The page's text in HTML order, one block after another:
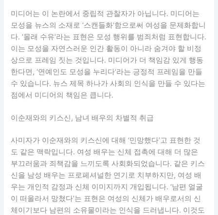
미디어는 이 논란에서 중립적 관찰자가 아닙니다. 미디어는
모성을 뉴스의 소재로 ‘스캔들화’함으로써 여성을 문제화합니
다. ‘몰래 수유’라는 표현은 모성 행위를 범죄처럼 표현합니다.
이는 모성을 자연스러운 인간 활동이 아니라 숨겨야 할 비정
상으로 프레임 짓는 것입니다. 미디어가 더 책임감 있게 행동
한다면, ‘연예인도 모성을 누리다’라는 긍정적 프레임을 만들
수 있습니다. 뉴스 제목 하나가 사회의 인식을 만들 수 있다는
점에서 미디어의 책임은 큽니다.
이순재와의 키스신, 남녀 배우의 차별적 취급
사미자가 이순재와의 키스신에 대해 ‘민망했다’고 표현한 것
도 같은 맥락입니다. 여성 배우는 신체 접촉에 대해 더 많은
부끄러움과 죄책감을 느끼도록 사회화되었습니다. 같은 키스
신을 남성 배우는 프로페셔널한 연기로 치부하지만, 여성 배
우는 개인적 감정과 신체 이미지까지 개입됩니다. ‘남편 얼굴
이 떠올라서 망쳤다’는 표현은 여성의 신체가 배우로서의 신
체이기보다 남편의 소유물이라는 인식을 드러냅니다. 이것도